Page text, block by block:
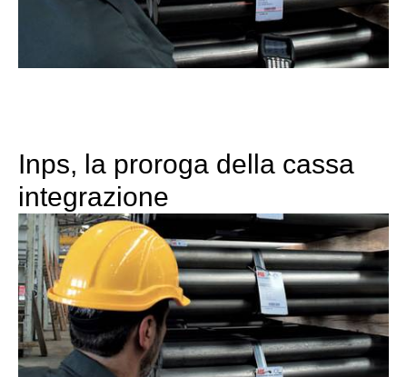
Inps, la proroga della cassa
integrazione